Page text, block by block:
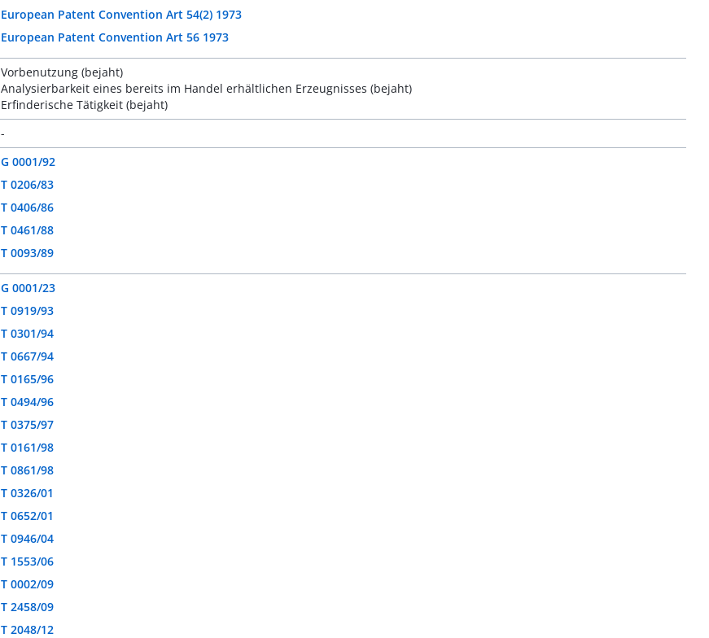
European Patent Convention Art 54(2) 1973
European Patent Convention Art 56 1973
Vorbenutzung (bejaht)
Analysierbarkeit eines bereits im Handel erhältlichen Erzeugnisses (bejaht)
Erfinderische Tätigkeit (bejaht)
-
G 0001/92
T 0206/83
T 0406/86
T 0461/88
T 0093/89
G 0001/23
T 0919/93
T 0301/94
T 0667/94
T 0165/96
T 0494/96
T 0375/97
T 0161/98
T 0861/98
T 0326/01
T 0652/01
T 0946/04
T 1553/06
T 0002/09
T 2458/09
T 2048/12